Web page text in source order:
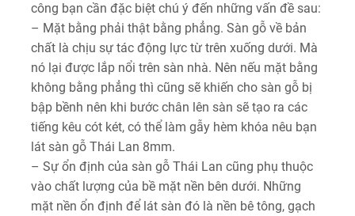
công bạn cần đặc biệt chú ý đến những vấn đề sau:
– Mặt bằng phải thật bằng phẳng. Sàn gỗ về bản
chất là chịu sự tác động lực từ trên xuống dưới. Mà
nó lại được lắp nổi trên sàn nhà. Nên nếu mặt bằng
không bằng phẳng thì cũng sẽ khiến cho sàn gỗ bị
bập bềnh nên khi bước chân lên sàn sẽ tạo ra các
tiếng kêu cót két, có thể làm gẫy hèm khóa nêu bạn
lát sàn gỗ Thái Lan 8mm.
– Sự ổn định của sàn gỗ Thái Lan cũng phụ thuộc
vào chất lượng của bề mặt nền bên dưới. Những
mặt nền ổn định để lát sàn đó là nền bê tông, gạch